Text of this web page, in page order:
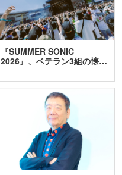
『SUMMER SONIC
2026』、ベテラン3組の懐…